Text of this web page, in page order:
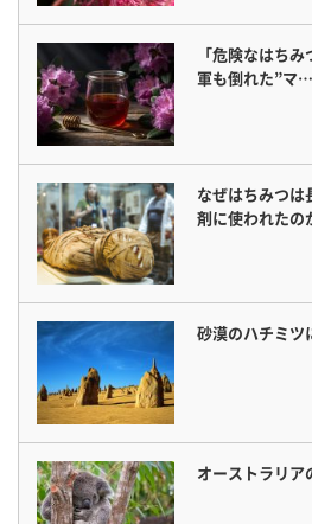
「危険なはち
軍も倒れた”マ…
なぜはちみつは
剤に使われたの
砂漠のハチミツ
オーストラリ